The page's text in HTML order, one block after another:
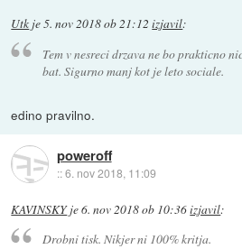
Utk je5. nov 2018 ob 21:12 izjavil:
Tem v nesreci drzava ne bo prakticno
bat. Sigurno manj kot je leto sociale.
edino pravilno.
poweroff
::6. nov 2018, 11:09
KAVINSKYje6. nov 2018 ob 10:36izjavil:
Drobni tisk. Nikjer ni 100% kritja.